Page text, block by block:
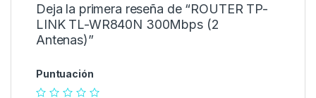
Deja la primera reseña de “ROUTER TP-
LINK TL-WR840N 300Mbps (2
Antenas)”
Puntuación